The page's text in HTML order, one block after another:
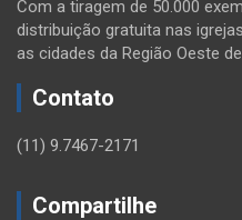
Com a tiragem de 50.000
distribuição gratuita nas
as cidades da Região Oeste de
Contato
(11) 9.7467-2171
Compartilhe